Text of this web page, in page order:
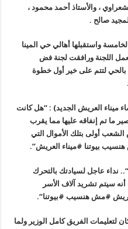
، والأستاذ أحمد محمود ،
صالح .
واستقبلها أهالي حي المينا
اللجنة ورافقت لجنة فض
بالحي لتتم على خير أول خطوة
ميناء العريش الجديد) : “هل كانت
ما تم إنفاقه عليها مما يقرب
أولى بتلك الأموال التي
بيوتنا #ميناء العريش”.
نداء عاجل لسيادتك بالتحرك
سيتم تشريد آلاف الأسر
#مش هنسيب #بيوتنا“.
لتعليمات الفريق كامل الوزير ولما